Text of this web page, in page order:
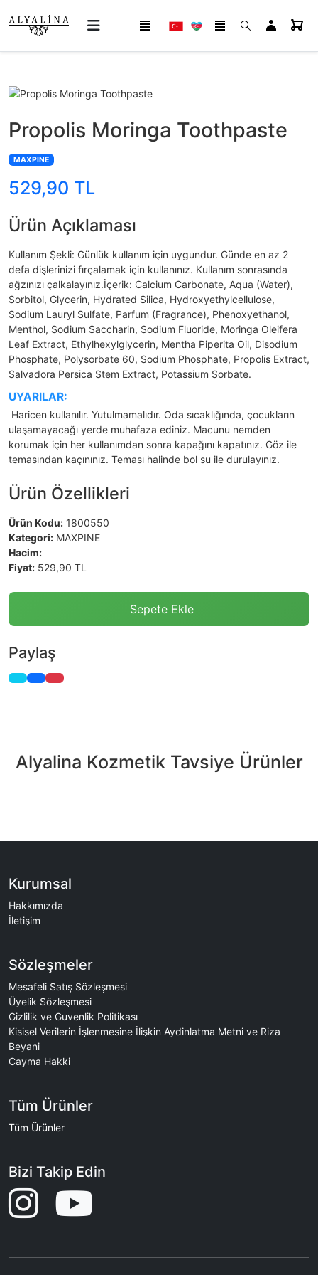
Propolis Moringa Toothpaste
MAXPINE
529,90 TL
Ürün Açıklaması
Kullanım Şekli: Günlük kullanım için uygundur. Günde en az 2
defa dişlerinizi fırçalamak için kullanınız. Kullanım sonrasında
ağzınızı çalkalayınız.İçerik: Calcium Carbonate, Aqua (Water),
Sorbitol, Glycerin, Hydrated Silica, Hydroxyethylcellulose,
Sodium Lauryl Sulfate, Parfum (Fragrance), Phenoxyethanol,
Menthol, Sodium Saccharin, Sodium Fluoride, Moringa Oleifera
Leaf Extract, Ethylhexylglycerin, Mentha Piperita Oil, Disodium
Phosphate, Polysorbate 60, Sodium Phosphate, Propolis Extract,
Salvadora Persica Stem Extract, Potassium Sorbate.
UYARILAR:
Haricen kullanılır. Yutulmamalıdır. Oda sıcaklığında, çocukların
ulaşamayacağı yerde muhafaza ediniz. Macunu nemden
korumak için her kullanımdan sonra kapağını kapatınız. Göz ile
temasından kaçınınız. Teması halinde bol su ile durulayınız.
Ürün Özellikleri
Ürün Kodu: 1800550
Kategori: MAXPINE
Hacim:
Fiyat: 529,90 TL
Sepete Ekle
Paylaş
Alyalina Kozmetik Tavsiye Ürünler
Kurumsal
Hakkımızda
İletişim
Sözleşmeler
Mesafeli Satış Sözleşmesi
Üyelik Sözleşmesi
Gizlilik ve Guvenlik Politikası
Kisisel Verilerin İşlenmesine İlişkin Aydinlatma Metni ve Riza
Beyani
Cayma Hakki
Tüm Ürünler
Tüm Ürünler
Bizi Takip Edin